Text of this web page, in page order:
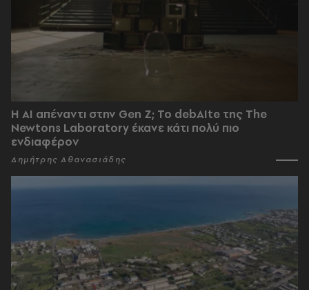
Η AI απέναντι στην Gen Z; Το debAIte της The
Newtons Laboratory έκανε κάτι πολύ πιο
ενδιαφέρον
Δημήτρης Αθανασιάδης